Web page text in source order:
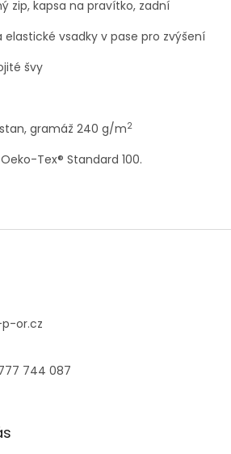
zip, kapsa na pravítko, zadní
vsadky v pase pro zvýšení
švy
gramáž 240 g/m2
Tex® Standard 100.
or.cz
744 087